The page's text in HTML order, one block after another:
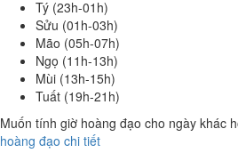
Tý (23h-01h)
Sửu (01h-03h)
Mão (05h-07h)
Ngọ (11h-13h)
Mùi (13h-15h)
Tuất (19h-21h)
Muốn tính giờ hoàng đạo cho ngày khác
hoàng đạo chi tiết